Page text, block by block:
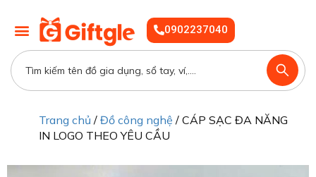
0902237040
Trang chủ / Đồ công nghệ / CÁP SẠC ĐA NĂNG
IN LOGO THEO YÊU CẦU